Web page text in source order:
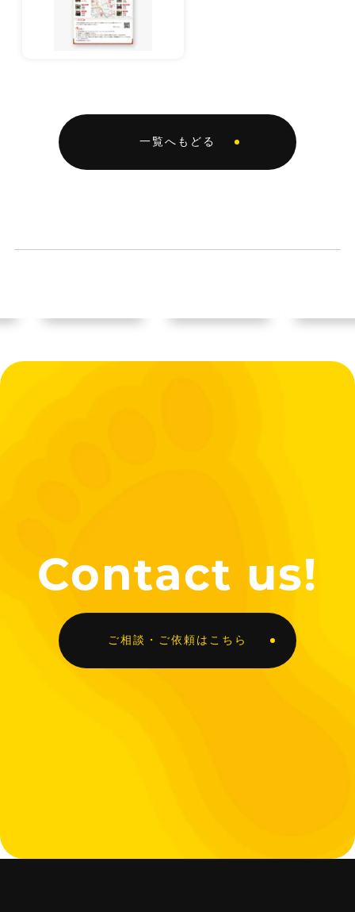
一覧へもどる
Contact us!
ご相談・ご依頼はこちら